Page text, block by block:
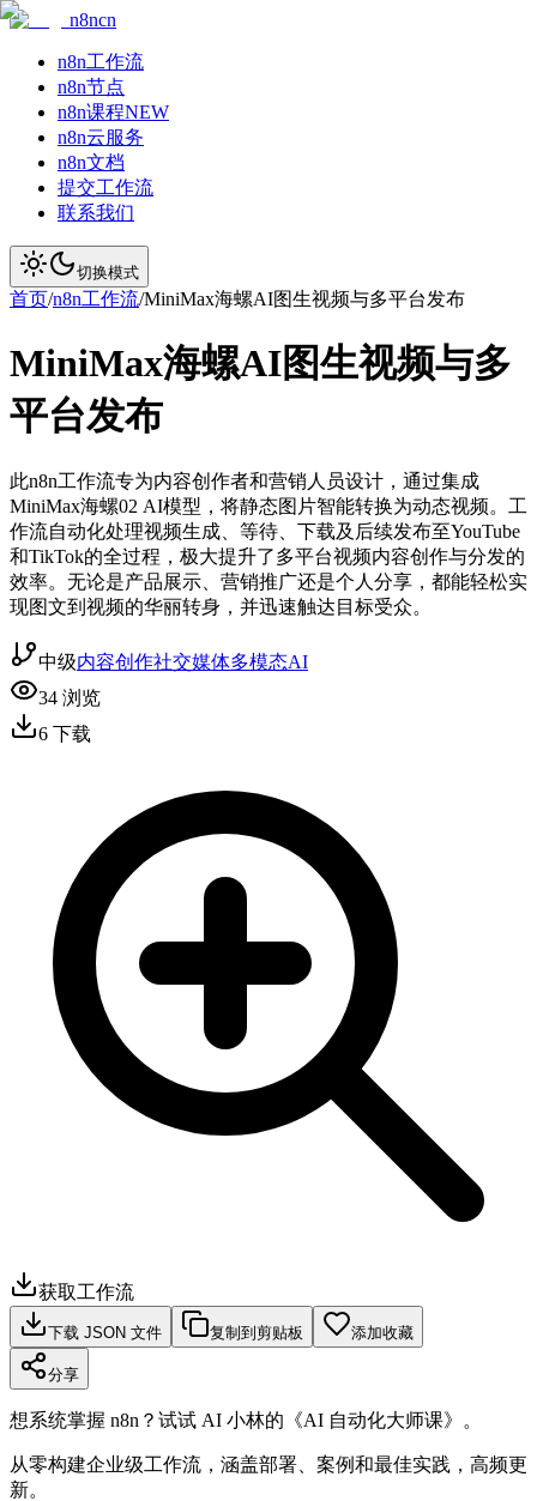
n8ncn
n8n工作流
n8n节点
n8n课程NEW
n8n云服务
n8n文档
提交工作流
联系我们
切换模式
首页/n8n工作流/MiniMax海螺AI图生视频与多平台发布
MiniMax海螺AI图生视频与多
平台发布
此n8n工作流专为内容创作者和营销人员设计，通过集成
MiniMax海螺02 AI模型，将静态图片智能转换为动态视频。工
作流自动化处理视频生成、等待、下载及后续发布至YouTube
和TikTok的全过程，极大提升了多平台视频内容创作与分发的
效率。无论是产品展示、营销推广还是个人分享，都能轻松实
现图文到视频的华丽转身，并迅速触达目标受众。
中级内容创作社交媒体多模态AI
34 浏览
6 下载
获取工作流
下载 JSON 文件 复制到剪贴板 添加收藏
分享
想系统掌握 n8n？试试 AI 小林的《AI 自动化大师课》。
从零构建企业级工作流，涵盖部署、案例和最佳实践，高频更
新。